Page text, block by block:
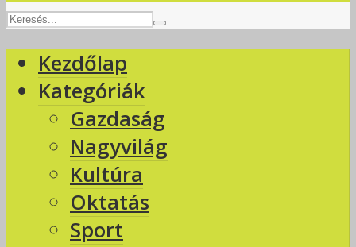
Kezdőlap
Kategóriák
Gazdaság
Nagyvilág
Kultúra
Oktatás
Sport